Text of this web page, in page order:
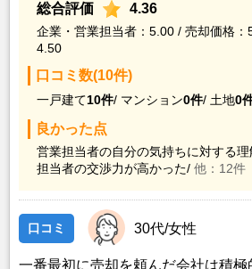
総合評価
4.36
企業・営業担当者：5.00 / 売却価格：
4.50
口コミ数(10件)
一戸建て10件/ マンション0件/ 土地0
良かった点
営業担当者の自分の気持ちに対する
担当者の交渉力が高かった/ 他：12件
口コミ 30代/女性
一番最初に売却を頼んだ会社は積